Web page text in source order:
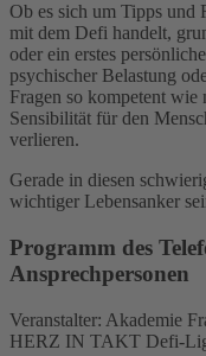
Ob es sich um Tipps und
mit dem Defi handelt,
oder ein erstes
psychischer Belastung
Fragen so kompetent
Sensibilität für den
verlieren.
Gerade in diesen
wichtiger Lebensanker
Programm des
Ansprechpersonen
Veranstalter: Akademie
HERZ IN TAKT Defi-